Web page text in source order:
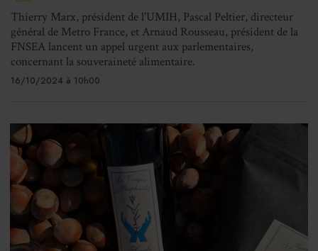
Thierry Marx, président de l'UMIH, Pascal Peltier, directeur
général de Metro France, et Arnaud Rousseau, président de la
FNSEA lancent un appel urgent aux parlementaires,
concernant la souveraineté alimentaire.
16/10/2024 à 10h00